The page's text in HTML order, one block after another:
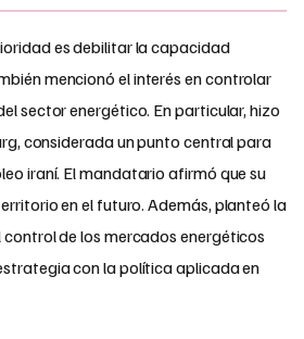
es debilitar la capacidad
mencionó el interés en controlar
sector energético. En particular, hizo
considerada un punto central para
iraní. El mandatario afirmó que su
en el futuro. Además, planteó la
de los mercados energéticos
con la política aplicada en